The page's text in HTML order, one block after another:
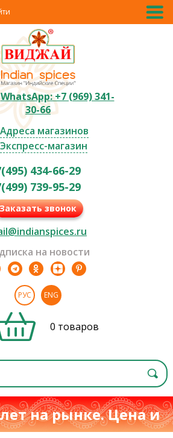
WhatsApp: +7 (969) 341-
30-66
Адреса магазинов
Экспресс-магазин
434-66-29
739-95-29
Заказать звонок
на новости
РУС ENG
0 товаров
на рынке. Цена и